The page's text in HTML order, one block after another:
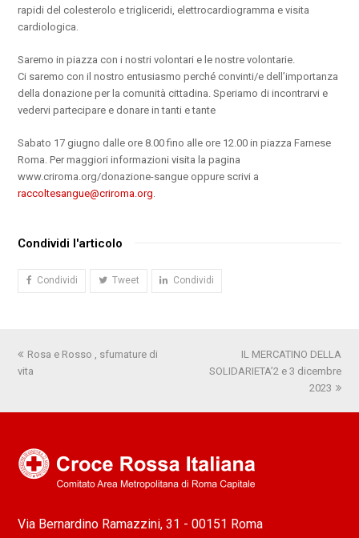
rapidi del colesterolo e trigliceridi, elettrocardiogramma e visita
cardiologica.
Saremo in piazza con i nostri volontari e le nostre volontarie.
Ci saremo con il nostro entusiasmo perché convinti/e dell’importanza
della donazione per la comunità cittadina. Speriamo di incontrarvi e
vedervi partecipare e donare in tanti e tante
Sabato 17 giugno dalle ore 8.00 fino alle ore 12.00 in piazza Farnese
Roma. Per maggiori informazioni visita la pagina
www.criroma.org/donazione-sangue oppure scrivi a
raccoltesangue@criroma.org
Condividi l'articolo
Condividi Tweet Condividi
Post
precedente:
Rosa e Rosso , sfumature di
vita
articolo
successivo:
IL MERCATINO DELLA
SOLIDARIETA’2 e 3 dicembre
2023
Via Bernardino Ramazzini, 31 - 00151 Roma